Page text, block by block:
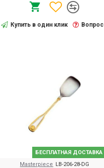
Купить в один клик Вопрос
БЕСПЛАТНАЯ ДОСТАВКА
Masterpiece LB-206-28-DG